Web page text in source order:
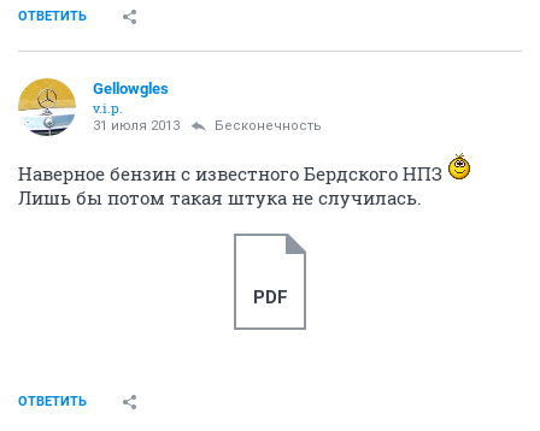
ОТВЕТИТЬ
Gellowgles
v.i.p.
31 июля 2013 Бесконечность
Наверное бензин с известного Бердского НПЗ
Лишь бы потом такая штука не случилась.
PDF
ОТВЕТИТЬ